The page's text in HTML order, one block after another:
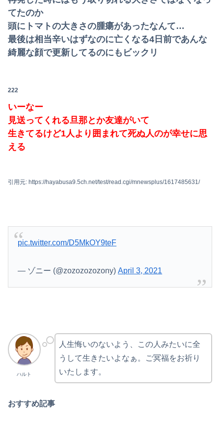
てたのか
頭にトマトの大きさの腫瘍があったなんて…
最後は相当辛いはずなのに亡くなる4日前であんな
綺麗な顔で更新してるのにもビックリ
222
いーなー
見送ってくれる旦那とか友達がいて
生きてるけど1人より囲まれて死ぬ人のが幸せに思
える
引用元: https://hayabusa9.5ch.net/test/read.cgi/mnewsplus/1617485631/
pic.twitter.com/D5MkOY9teF
— ゾニー (@zozozozozony)April 3, 2021
ハルト
人生悔いのないよう、この人みたいに全
うして生きたいよなぁ。ご冥福をお祈り
いたします。
おすすめ記事